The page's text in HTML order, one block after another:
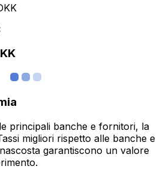
principali banche e fornitori, la
migliori rispetto alle banche e
garantiscono un valore